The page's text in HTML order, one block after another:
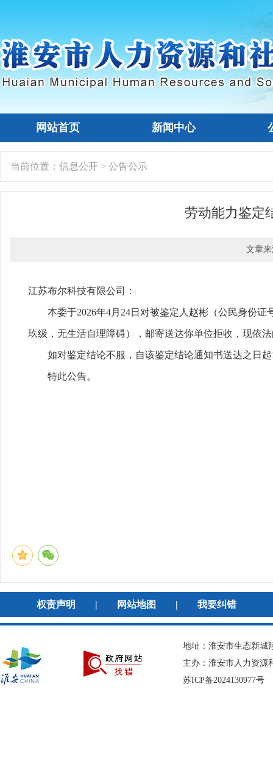
网站首页 新闻中心
当前位置： 信息公开 > 公告公示
劳动能力鉴定
文章
江苏布尔科技有限公司：
本委于2026年4月24日对被鉴定人赵彬（公民身份
玖级，无生活自理障碍），邮寄送达你单位拒收，现依
如对鉴定结论不服，自该鉴定结论通知书送达之日
特此公告。
权责声明 | 网站地图 | 我要纠错
地址：淮安市生态新
主办：淮安市人力资
苏ICP备2024130977号